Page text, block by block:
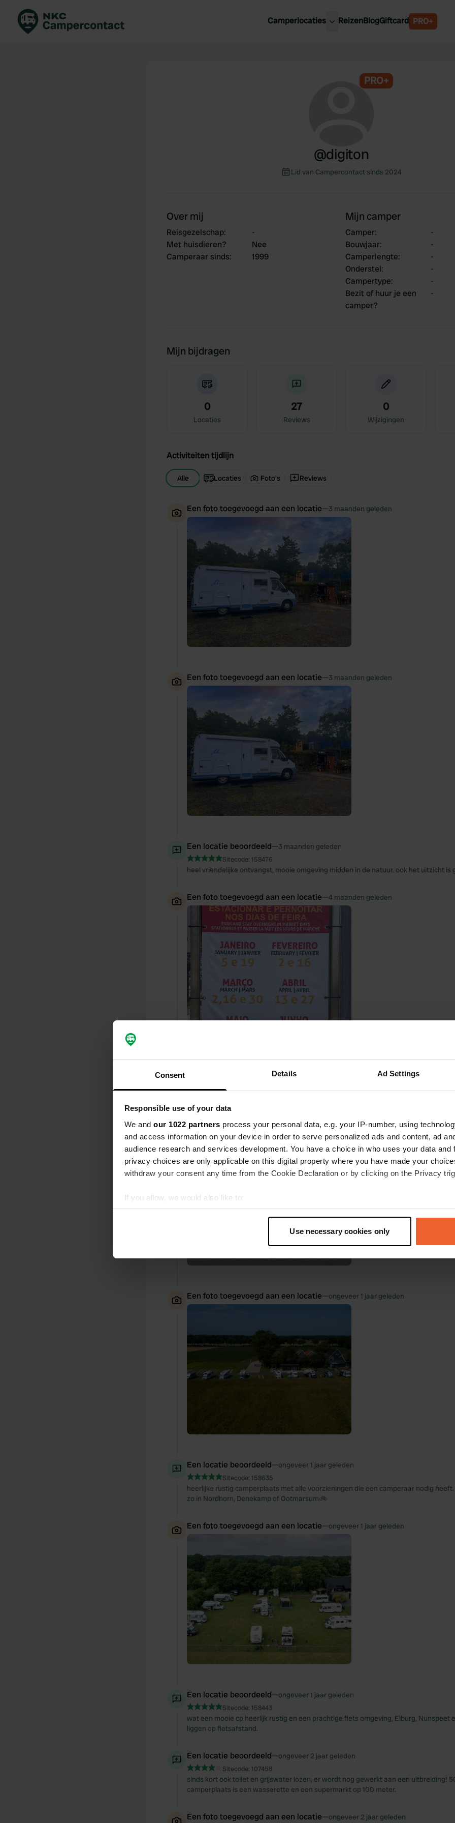
Consent Details Ad Settings
Responsible use of your data
We and our 1022 partners process your personal data, e.g. your IP-number, using
and access information on your device in order to serve personalized ads and content, ad
audience research and services development. You have a choice in who uses your data and
privacy choices are only applicable on this digital property where you have made your
withdraw your consent any time from the Cookie Declaration or by clicking on the Privacy
If you allow, we would also like to:
Collect information about your geographical location which can be accurate to within
Find out more about how your personal data is processed and set your preferences in the
We use cookies to personalise content and ads, to provide social media features and to
Use necessary cookies only
Camperlocaties ReizenBlogGiftcard PRO+
PRO+
@digiton
Lid van Campercontact sinds 2024
Over mij
Reisgezelschap:
-
Met huisdieren?
Nee
Camperaar sinds: 1999
Mijn camper
Camper:
-
Bouwjaar:
-
Camperlengte:
-
Onderstel:
-
Campertype:
-
Bezit of huur je een
camper?
-
Mijn bijdragen
0
Locaties
27
Reviews
0
Wijzigingen
Activiteiten tijdlijn
Alle Locaties Foto's Reviews
Een foto toegevoegd aan een locatie—3 maanden geleden
Een foto toegevoegd aan een locatie—3 maanden geleden
Een locatie beoordeeld—3 maanden geleden
Sitecode: 158476
heel vriendelijke ontvangst, mooie omgeving midden in de natuur. ook het uitzicht is
Een foto toegevoegd aan een locatie—4 maanden geleden
grote parkeerplaats vlakbij den Aldi. grijswater en toilet legen en schoonmaker
Een foto toegevoegd aan een locatie —7 maanden geleden
Een foto toegevoegd aan een locatie—ongeveer 1 jaar geleden
Een locatie beoordeeld—ongeveer 1 jaar geleden
Sitecode: 158635
heerlijke rustig camperplaats met alle voorzieningen die een camperaar nodig
zo in Nordhorn, Denekamp of Ootmarsum🚲
Een foto toegevoegd aan een locatie—ongeveer 1 jaar geleden
Een locatie beoordeeld—ongeveer 1 jaar geleden
Sitecode: 158443
wat een mooie cp heerlijk rustig en een prachtige fiets omgeving, Elburg, Nunspeet
liggen op fietsafstand.
Een locatie beoordeeld—ongeveer 2 jaar geleden
Sitecode: 107458
sinds kort ook toilet en grijswater lozen, er wordt nog gewerkt aan een uitbreiding!
camperplaats is een wasserette en een supermarkt op 100 meter.
Een foto toegevoegd aan een locatie—ongeveer 2 jaar geleden